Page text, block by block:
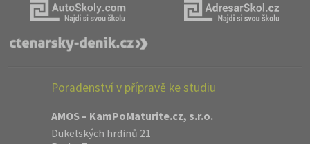
Poradenství v přípravě ke studiu
AMOS – KamPoMaturite.cz, s.r.o.
Dukelských hrdinů 21